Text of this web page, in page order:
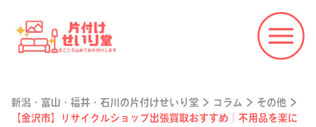
新潟・富山・福井・石川の片付けせいり堂 > コラム > その他 >
【金沢市】リサイクルショップ出張買取おすすめ｜不用品を楽に